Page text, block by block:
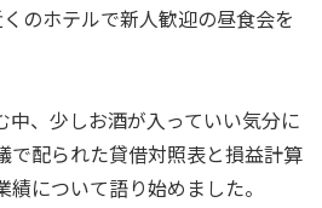
のホテルで新人歓迎の昼食会を
中、少しお酒が入っていい気分に
で配られた貸借対照表と損益計算
について語り始めました。